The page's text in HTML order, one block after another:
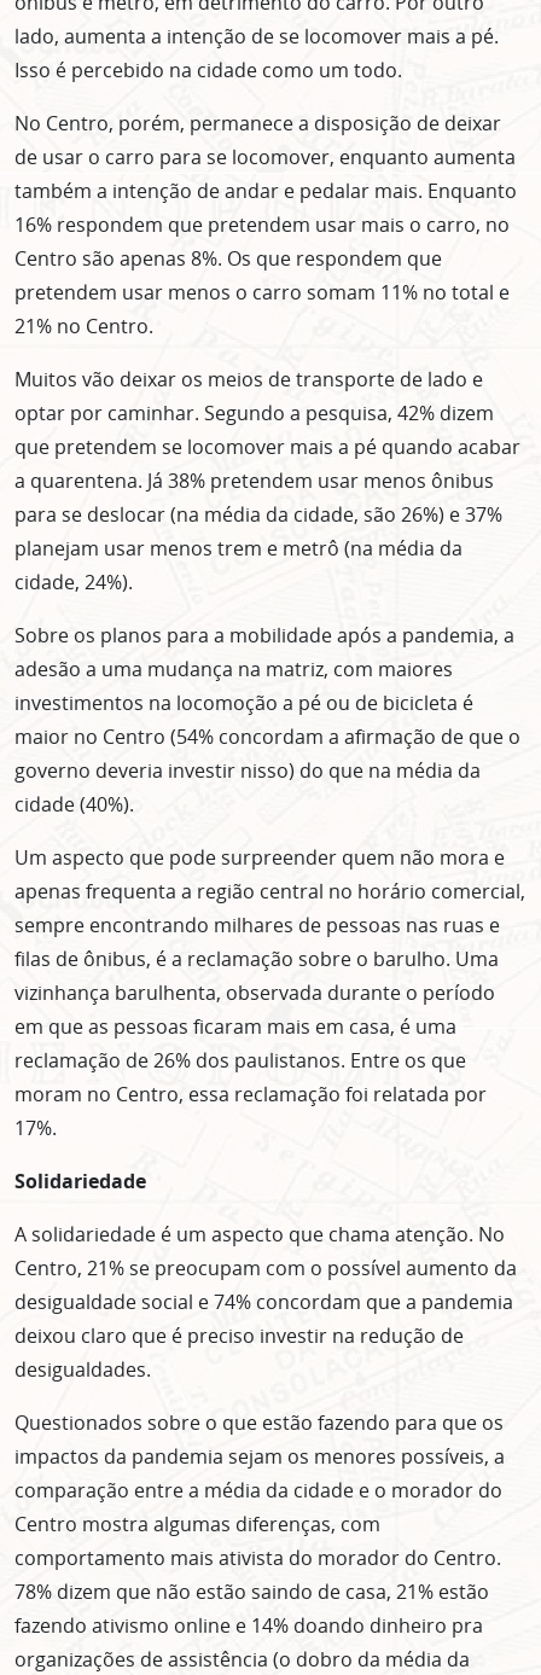
lado, aumenta a intenção de se locomover mais a pé.
Isso é percebido na cidade como um todo.
No Centro, porém, permanece a disposição de deixar
de usar o carro para se locomover, enquanto aumenta
também a intenção de andar e pedalar mais. Enquanto
16% respondem que pretendem usar mais o carro, no
Centro são apenas 8%. Os que respondem que
pretendem usar menos o carro somam 11% no total e
21% no Centro.
Muitos vão deixar os meios de transporte de lado e
optar por caminhar. Segundo a pesquisa, 42% dizem
que pretendem se locomover mais a pé quando acabar
a quarentena. Já 38% pretendem usar menos ônibus
para se deslocar (na média da cidade, são 26%) e 37%
planejam usar menos trem e metrô (na média da
cidade, 24%).
Sobre os planos para a mobilidade após a pandemia, a
adesão a uma mudança na matriz, com maiores
investimentos na locomoção a pé ou de bicicleta é
maior no Centro (54% concordam a afirmação de que o
governo deveria investir nisso) do que na média da
cidade (40%).
Um aspecto que pode surpreender quem não mora e
apenas frequenta a região central no horário comercial,
sempre encontrando milhares de pessoas nas ruas e
filas de ônibus, é a reclamação sobre o barulho. Uma
vizinhança barulhenta, observada durante o período
em que as pessoas ficaram mais em casa, é uma
reclamação de 26% dos paulistanos. Entre os que
moram no Centro, essa reclamação foi relatada por
17%.
Solidariedade
A solidariedade é um aspecto que chama atenção. No
Centro, 21% se preocupam com o possível aumento da
desigualdade social e 74% concordam que a pandemia
deixou claro que é preciso investir na redução de
desigualdades.
Questionados sobre o que estão fazendo para que os
impactos da pandemia sejam os menores possíveis, a
comparação entre a média da cidade e o morador do
Centro mostra algumas diferenças, com
comportamento mais ativista do morador do Centro.
78% dizem que não estão saindo de casa, 21% estão
fazendo ativismo online e 14% doando dinheiro pra
organizações de assistência (o dobro da média da